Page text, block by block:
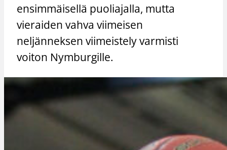
ensimmäisellä puoliajalla, mutta
vieraiden vahva viimeisen
neljänneksen viimeistely varmisti
voiton Nymburgille.